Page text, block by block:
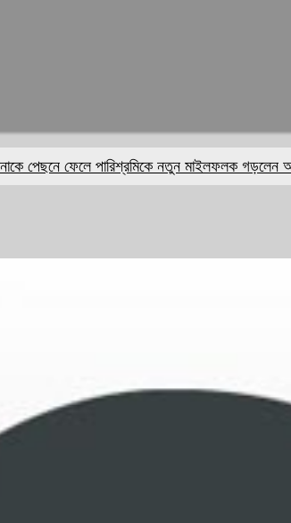
ফেলে পারিশ্রমিকে নতুন মাইলফলক গড়লেন আলিয়া ভাট